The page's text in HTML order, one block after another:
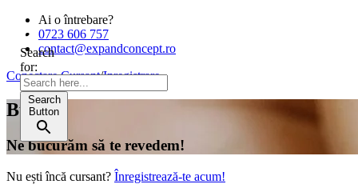
Search
for:
Search
Button
Ai o întrebare?
0723 606 757
contact@expandconcept.ro
Conectare Cursant/Inregistrare
Bună!
Ne bucurăm să te revedem!
Nu ești încă cursant? Înregistrează-te acum!